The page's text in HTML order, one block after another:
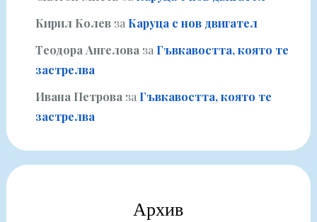
Кирил Колевза Каруца с нов двигател
Теодора Ангеловаза Гъвкавостта, която те
застрелва
Ивана Петроваза Гъвкавостта, която те
застрелва
Архив